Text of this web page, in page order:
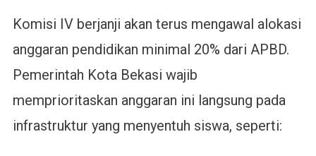
Komisi IV berjanji akan terus mengawal alokasi
anggaran pendidikan minimal 20% dari APBD.
Pemerintah Kota Bekasi wajib
memprioritaskan anggaran ini langsung pada
infrastruktur yang menyentuh siswa, seperti: